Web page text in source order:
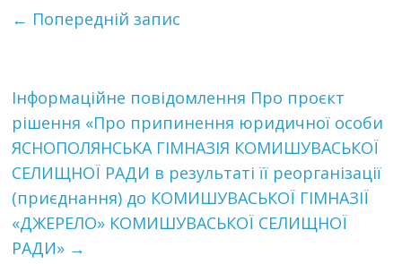
← Попередній запис
Інформаційне повідомлення Про проєкт
рішення «Про припинення юридичної особи
ЯСНОПОЛЯНСЬКА ГІМНАЗІЯ КОМИШУВАСЬКОЇ
СЕЛИЩНОЇ РАДИ в результаті її реорганізації
(приєднання) до КОМИШУВАСЬКОЇ ГІМНАЗІЇ
«ДЖЕРЕЛО» КОМИШУВАСЬКОЇ СЕЛИЩНОЇ
РАДИ» →